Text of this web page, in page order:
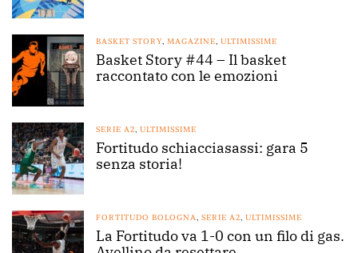
BASKET STORY, MAGAZINE, ULTIMISSIME
Basket Story #44 – Il basket
raccontato con le emozioni
SERIE A2, ULTIMISSIME
Fortitudo schiacciasassi: gara 5
senza storia!
FORTITUDO BOLOGNA, SERIE A2, ULTIMISSIME
La Fortitudo va 1-0 con un filo di gas.